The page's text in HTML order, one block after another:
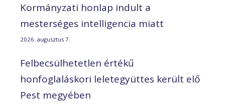
Kormányzati honlap indult a
mesterséges intelligencia miatt
2026. augusztus 7.
Felbecsülhetetlen értékű
honfoglaláskori leletegyüttes került elő
Pest megyében